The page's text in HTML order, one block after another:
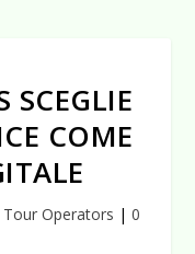
SCEGLIE
COME
Tour Operators | 0